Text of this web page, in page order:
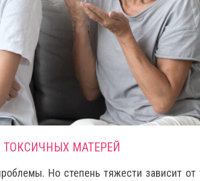
МАТЕРЕЙ
Но степень тяжести зависит от